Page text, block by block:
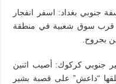
جنوبي بغداد: اسفر انفجار
قرب سوق شعبية في منطقة
بجروح.
جنوبي كركوك: أصيب اثنين
“داعش” على قصبة بشير